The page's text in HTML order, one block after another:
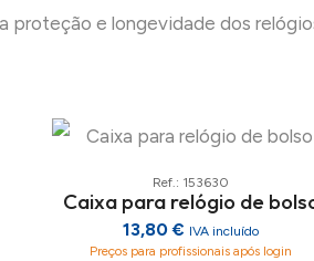
proteção e longevidade dos
Ref.: 153630
Caixa para relógio de
13,80 € IVA incluído
Preços para profissionais após login